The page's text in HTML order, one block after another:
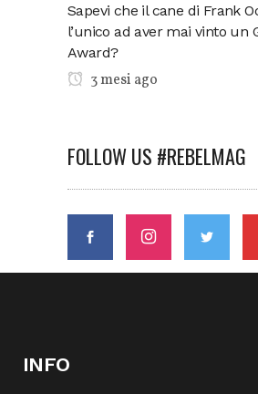
Sapevi che il cane di Frank
l’unico ad aver mai vinto un
Award?
3 mesi ago
FOLLOW US #REBELMAG
INFO